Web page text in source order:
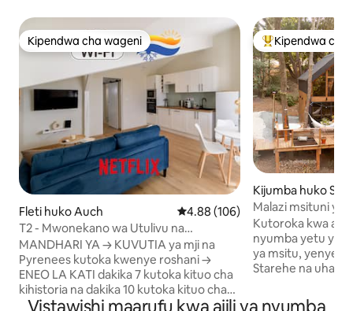
Kipendwa cha wageni
Kipendwa cha wageni
Fleti huko Auch Ukadiriaji wa wastani wa 4.88
4.88 (106)
T2 - Mwonekano wa Utulivu na
Panoramic
MANDHARI YA → KUVUTIA ya mji na
Pyrenees kutoka kwenye roshani →
ENEO LA KATI dakika 7 kutoka kituo cha
kihistoria na dakika 10 kutoka kituo cha
treni → MIPANGILIO YA KULALA yenye
Kipendwa
Kipendwa cha
Kijumba huko
Malazi msituni
la kujitegemea la
Kutoroka kwa ajili
nyumba yetu ya
ya msitu, yenye
Starehe na uhalisi
kubadilishwa na